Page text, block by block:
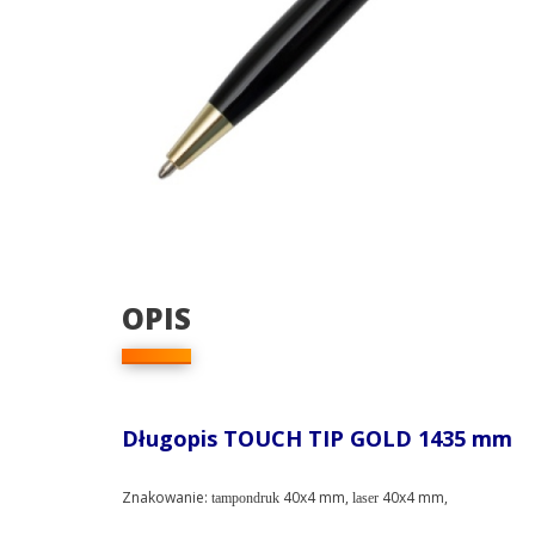
OPIS
Długopis TOUCH TIP GOLD 1435 mm
Znakowanie: tampondruk 40x4 mm, laser 40x4 mm,